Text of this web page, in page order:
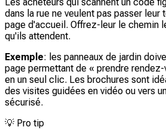
Les acheteurs qui scannent un code
dans la rue ne veulent pas passer leur
page d'accueil. Offrez-leur le chemin
qu'ils attendent.
Exemple: les panneaux de jardin
page permettant de « prendre
en un seul clic. Les brochures sont
des visites guidées en vidéo ou vers
sécurisé.
💡 Pro tip